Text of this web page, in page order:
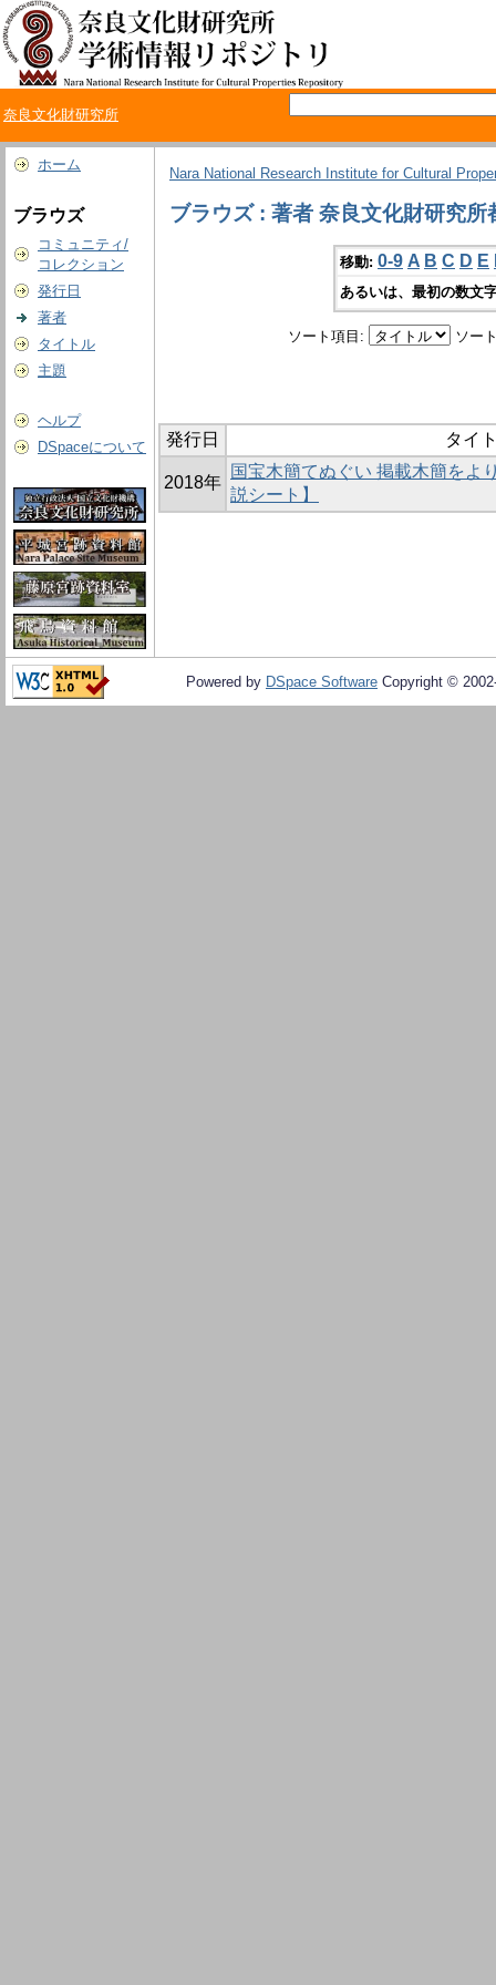
奈良文化財研究所
ホーム
ブラウズ
コミュニティ/
コレクション
発行日
著者
タイトル
主題
ヘルプ
DSpaceについて
Nara National Research Institute for Cultural
ブラウズ : 著者 奈良文化財研究
移動: 0-9 A B C D E
あるいは、最初の数文
ソート項目: ソー
発行日 タイ
2018年
国宝木簡てぬぐい 掲載木簡をよ
説シート】
Powered by DSpace Software Copyright ©